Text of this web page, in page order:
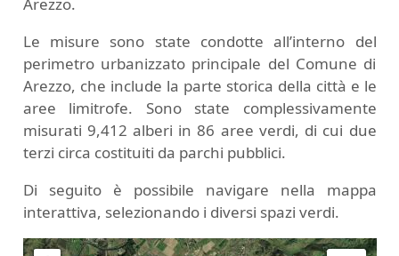
Le misure sono state condotte all’interno del
perimetro urbanizzato principale del Comune di
Arezzo, che include la parte storica della città e le
aree limitrofe. Sono state complessivamente
misurati 9,412 alberi in 86 aree verdi, di cui due
terzi circa costituiti da parchi pubblici.
Di seguito è possibile navigare nella mappa
interattiva, selezionando i diversi spazi verdi.